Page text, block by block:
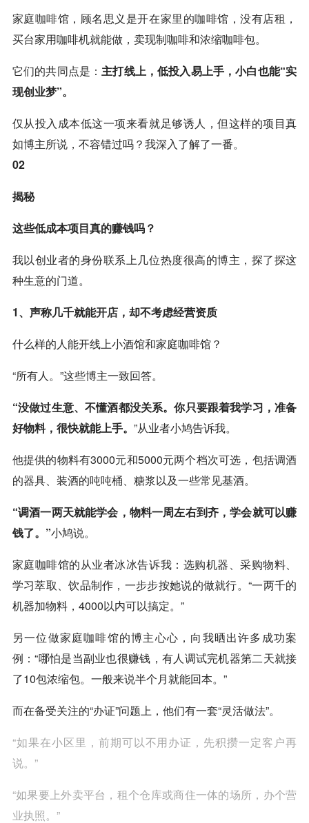
家庭咖啡馆，顾名思义是开在家里的咖啡馆，没有店租，
买台家用咖啡机就能做，卖现制咖啡和浓缩咖啡包。
它们的共同点是： 主打线上，低投入易上手，小白也能“实
现创业梦”。
仅从投入成本低这一项来看就足够诱人，但这样的项目真
如博主所说，不容错过吗？我深入了解了一番。
02
揭秘
这些低成本项目真的赚钱吗？
我以创业者的身份联系上几位热度很高的博主，探了探这
种生意的门道。
1、声称几千就能开店，却不考虑经营资质
什么样的人能开线上小酒馆和家庭咖啡馆？
“所有人。”这些博主一致回答。
“没做过生意、不懂酒都没关系。你只要跟着我学习，准备
好物料，很快就能上手。 ”从业者小鸠告诉我。
他提供的物料有3000元和5000元两个档次可选，包括调酒
的器具、装酒的吨吨桶、糖浆以及一些常见基酒。
“调酒一两天就能学会，物料一周左右到齐，学会就可以赚
钱了。”小鸠说。
家庭咖啡馆的从业者冰冰告诉我：选购机器、采购物料、
学习萃取、饮品制作，一步步按她说的做就行。“一两千的
机器加物料，4000以内可以搞定。”
另一位做家庭咖啡馆的博主心心，向我晒出许多成功案
例：“哪怕是当副业也很赚钱，有人调试完机器第二天就接
了10包浓缩包。一般来说半个月就能回本。”
而在备受关注的“办证”问题上，他们有一套“灵活做法”。
“如果在小区里，前期可以不用办证，先积攒一定客户再
说。”
“如果要上外卖平台，租个仓库或商住一体的场所，办个营
业执照。”